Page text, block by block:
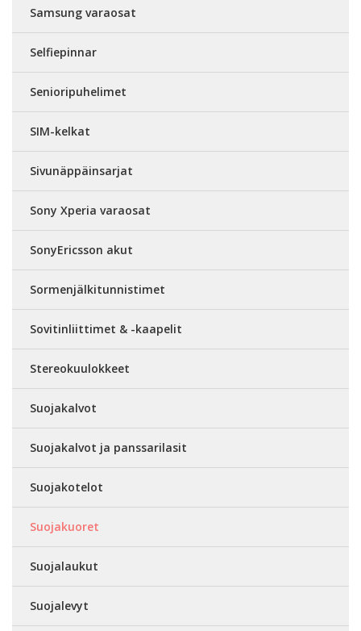
Samsung varaosat
Selfiepinnar
Senioripuhelimet
SIM-kelkat
Sivunäppäinsarjat
Sony Xperia varaosat
SonyEricsson akut
Sormenjälkitunnistimet
Sovitinliittimet & -kaapelit
Stereokuulokkeet
Suojakalvot
Suojakalvot ja panssarilasit
Suojakotelot
Suojakuoret
Suojalaukut
Suojalevyt